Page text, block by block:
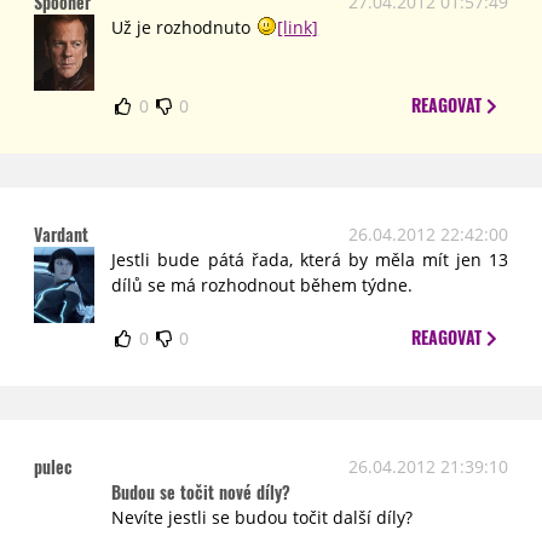
Už je rozhodnuto
[link]
0 0 REAGOVAT
Vardant
26.04.2012 22:42:00
Jestli bude pátá řada, která by měla mít jen 13
dílů se má rozhodnout během týdne.
0 0 REAGOVAT
pulec 26.04.2012 21:39:10
Budou se točit nové díly?
Nevíte jestli se budou točit další díly?